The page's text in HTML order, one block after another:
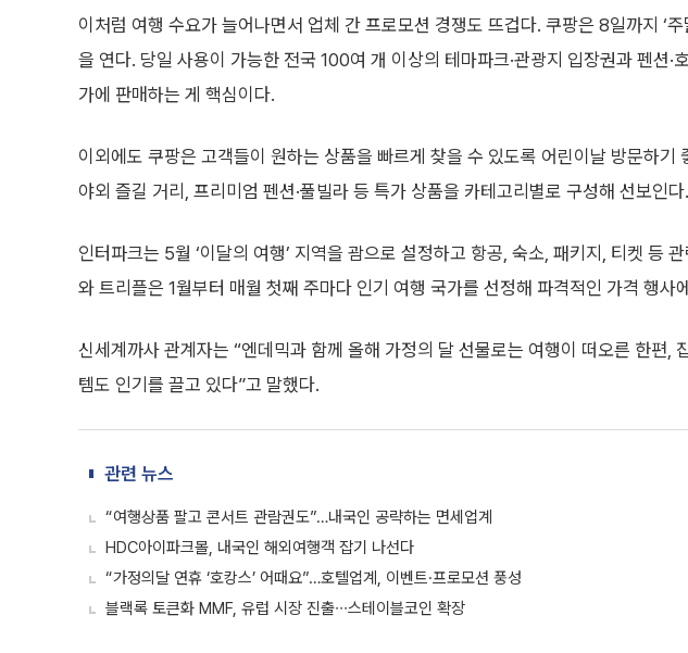
이처럼 여행 수요가 늘어나면서 업체 간 프로모션 경쟁도 뜨겁다. 쿠팡은 8일까지 ‘
을 연다. 당일 사용이 가능한 전국 100여 개 이상의 테마파크·관광지 입장권과 펜션·
가에 판매하는 게 핵심이다.
이외에도 쿠팡은 고객들이 원하는 상품을 빠르게 찾을 수 있도록 어린이날 방문하기
야외 즐길 거리, 프리미엄 펜션·풀빌라 등 특가 상품을 카테고리별로 구성해 선보인다.
인터파크는 5월 ‘이달의 여행’ 지역을 괌으로 설정하고 항공, 숙소, 패키지, 티켓 등
와 트리플은 1월부터 매월 첫째 주마다 인기 여행 국가를 선정해 파격적인 가격 행사
신세계까사 관계자는 “엔데믹과 함께 올해 가정의 달 선물로는 여행이 떠오른 한편,
템도 인기를 끌고 있다”고 말했다.
관련 뉴스
“여행상품 팔고 콘서트 관람권도”…내국인 공략하는 면세업계
HDC아이파크몰, 내국인 해외여행객 잡기 나선다
“가정의달 연휴 ‘호캉스’ 어때요”…호텔업계, 이벤트·프로모션 풍성
블랙록 토큰화 MMF, 유럽 시장 진출∙∙∙스테이블코인 확장